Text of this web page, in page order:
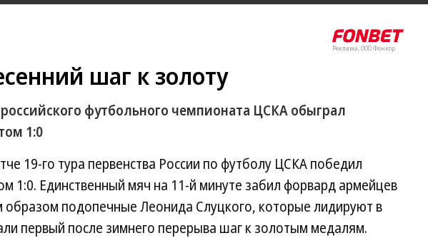
Реклама, ООО Фонкор
шаг к золоту
футбольного чемпионата ЦСКА обыграл
1:0
19-го тура первенства России по футболу ЦСКА победил
1:0. Единственный мяч на 11-й минуте забил форвард армейцев
образом подопечные Леонида Слуцкого, которые лидируют в
первый после зимнего перерыва шаг к золотым медалям.